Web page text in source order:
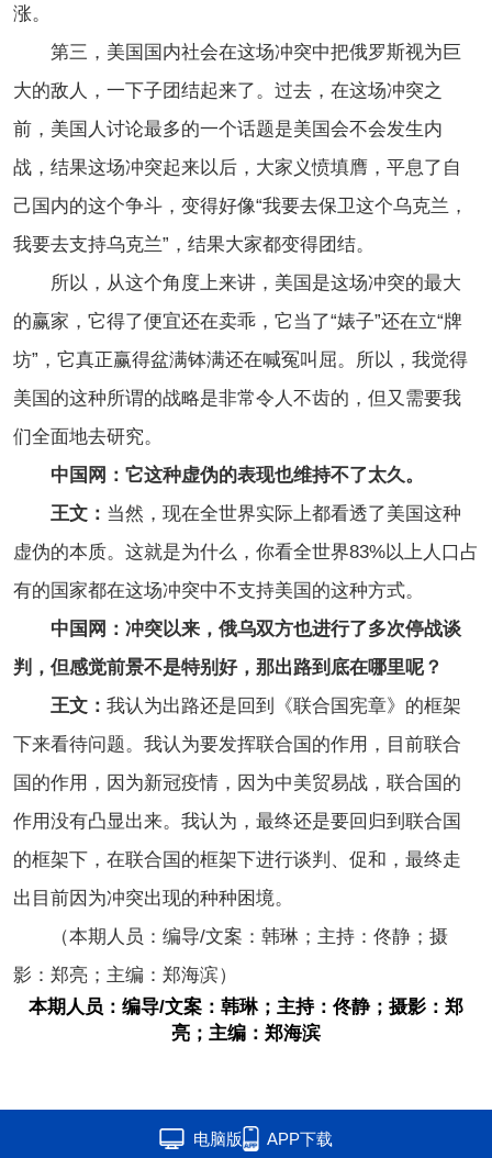
涨。
第三，美国国内社会在这场冲突中把俄罗斯视为巨
大的敌人，一下子团结起来了。过去，在这场冲突之
前，美国人讨论最多的一个话题是美国会不会发生内
战，结果这场冲突起来以后，大家义愤填膺，平息了自
己国内的这个争斗，变得好像“我要去保卫这个乌克兰，
我要去支持乌克兰”，结果大家都变得团结。
所以，从这个角度上来讲，美国是这场冲突的最大
的赢家，它得了便宜还在卖乖，它当了“婊子”还在立“牌
坊”，它真正赢得盆满钵满还在喊冤叫屈。所以，我觉得
美国的这种所谓的战略是非常令人不齿的，但又需要我
们全面地去研究。
中国网：它这种虚伪的表现也维持不了太久。
王文： 当然，现在全世界实际上都看透了美国这种
虚伪的本质。这就是为什么，你看全世界83%以上人口占
有的国家都在这场冲突中不支持美国的这种方式。
中国网：冲突以来，俄乌双方也进行了多次停战谈
判，但感觉前景不是特别好，那出路到底在哪里呢？
王文： 我认为出路还是回到《联合国宪章》的框架
下来看待问题。我认为要发挥联合国的作用，目前联合
国的作用，因为新冠疫情，因为中美贸易战，联合国的
作用没有凸显出来。我认为，最终还是要回归到联合国
的框架下，在联合国的框架下进行谈判、促和，最终走
出目前因为冲突出现的种种困境。
（本期人员：编导/文案：韩琳；主持：佟静；摄
影：郑亮；主编：郑海滨）
本期人员：编导/文案：韩琳；主持：佟静；摄影：郑
亮；主编：郑海滨
电脑版 APP下载